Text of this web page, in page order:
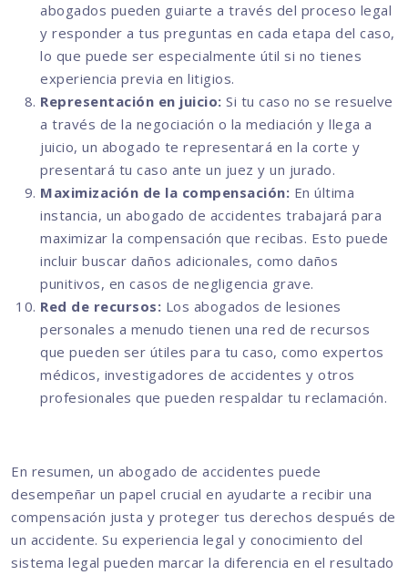
abogados pueden guiarte a través del proceso legal
y responder a tus preguntas en cada etapa del caso,
lo que puede ser especialmente útil si no tienes
experiencia previa en litigios.
Representación en juicio: Si tu caso no se resuelve
a través de la negociación o la mediación y llega a
juicio, un abogado te representará en la corte y
presentará tu caso ante un juez y un jurado.
Maximización de la compensación: En última
instancia, un abogado de accidentes trabajará para
maximizar la compensación que recibas. Esto puede
incluir buscar daños adicionales, como daños
punitivos, en casos de negligencia grave.
Red de recursos: Los abogados de lesiones
personales a menudo tienen una red de recursos
que pueden ser útiles para tu caso, como expertos
médicos, investigadores de accidentes y otros
profesionales que pueden respaldar tu reclamación.
En resumen, un abogado de accidentes puede
desempeñar un papel crucial en ayudarte a recibir una
compensación justa y proteger tus derechos después de
un accidente. Su experiencia legal y conocimiento del
sistema legal pueden marcar la diferencia en el resultado